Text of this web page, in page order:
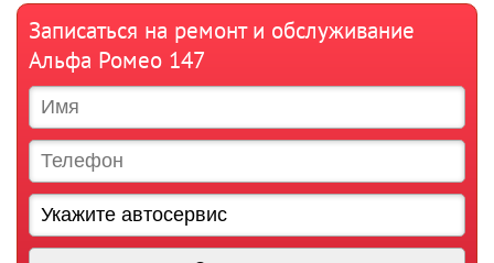
Записаться на ремонт и обслуживание
Альфа Ромео 147